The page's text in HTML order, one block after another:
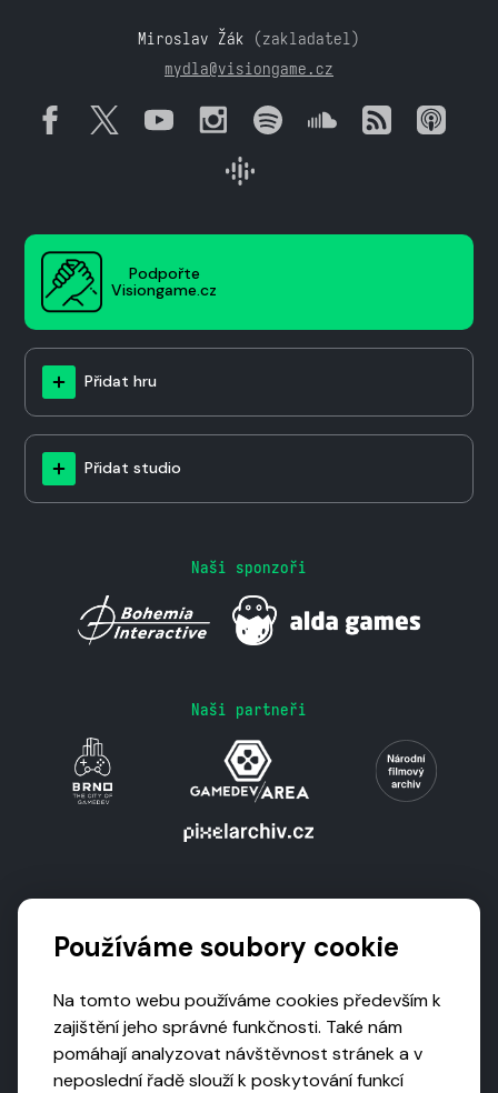
Miroslav Žák (zakladatel)
mydla@visiongame.cz
Podpořte
Visiongame.cz
Přidat hru
Přidat studio
Naši sponzoři
Naši partneři
Používáme soubory cookie
Na tomto webu používáme cookies především k
zajištění jeho správné funkčnosti. Také nám
pomáhají analyzovat návštěvnost stránek a v
neposlední řadě slouží k poskytování funkcí